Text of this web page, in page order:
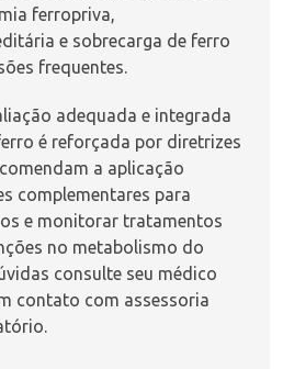
ferropriva,
e sobrecarga de ferro
frequentes.
adequada e integrada
é reforçada por diretrizes
a aplicação
complementares para
e monitorar tratamentos
no metabolismo do
consulte seu médico
contato com assessoria